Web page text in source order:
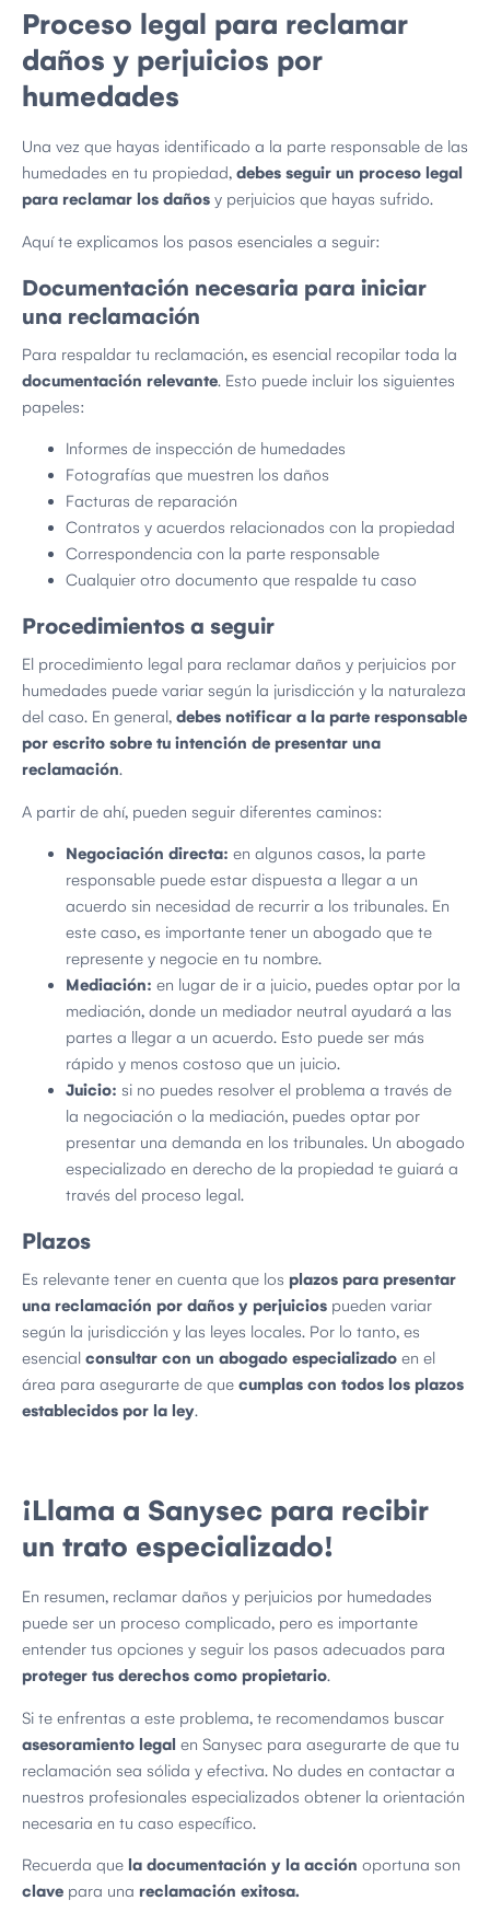
Proceso legal para reclamar
daños y perjuicios por
humedades
Una vez que hayas identificado a la parte responsable de las
humedades en tu propiedad, debes seguir un proceso legal
para reclamar los daños y perjuicios que hayas sufrido.
Aquí te explicamos los pasos esenciales a seguir:
Documentación necesaria para iniciar
una reclamación
Para respaldar tu reclamación, es esencial recopilar toda la
documentación relevante. Esto puede incluir los siguientes
papeles:
Informes de inspección de humedades
Fotografías que muestren los daños
Facturas de reparación
Contratos y acuerdos relacionados con la propiedad
Correspondencia con la parte responsable
Cualquier otro documento que respalde tu caso
Procedimientos a seguir
El procedimiento legal para reclamar daños y perjuicios por
humedades puede variar según la jurisdicción y la naturaleza
del caso. En general, debes notificar a la parte responsable
por escrito sobre tu intención de presentar una
reclamación.
A partir de ahí, pueden seguir diferentes caminos:
Negociación directa: en algunos casos, la parte
responsable puede estar dispuesta a llegar a un
acuerdo sin necesidad de recurrir a los tribunales. En
este caso, es importante tener un abogado que te
represente y negocie en tu nombre.
Mediación: en lugar de ir a juicio, puedes optar por la
mediación, donde un mediador neutral ayudará a las
partes a llegar a un acuerdo. Esto puede ser más
rápido y menos costoso que un juicio.
Juicio: si no puedes resolver el problema a través de
la negociación o la mediación, puedes optar por
presentar una demanda en los tribunales. Un abogado
especializado en derecho de la propiedad te guiará a
través del proceso legal.
Plazos
Es relevante tener en cuenta que los plazos para presentar
una reclamación por daños y perjuicios pueden variar
según la jurisdicción y las leyes locales. Por lo tanto, es
esencial consultar con un abogado especializado en el
área para asegurarte de que cumplas con todos los plazos
establecidos por la ley.
¡Llama a Sanysec para recibir
un trato especializado!
En resumen, reclamar daños y perjuicios por humedades
puede ser un proceso complicado, pero es importante
entender tus opciones y seguir los pasos adecuados para
proteger tus derechos como propietario.
Si te enfrentas a este problema, te recomendamos buscar
asesoramiento legal en Sanysec para asegurarte de que tu
reclamación sea sólida y efectiva. No dudes en contactar a
nuestros profesionales especializados obtener la orientación
necesaria en tu caso específico.
Recuerda que la documentación y la acción oportuna son
clave para una reclamación exitosa.